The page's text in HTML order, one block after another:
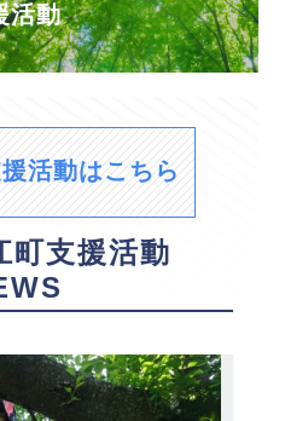
活動
活動はこちら
町支援活動